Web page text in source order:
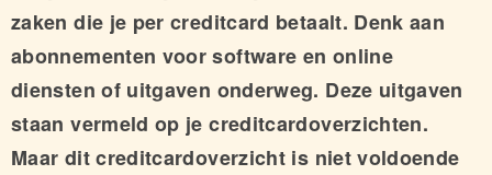
zaken die je per creditcard betaalt. Denk aan
abonnementen voor software en online
diensten of uitgaven onderweg. Deze uitgaven
staan vermeld op je creditcardoverzichten.
Maar dit creditcardoverzicht is niet voldoende